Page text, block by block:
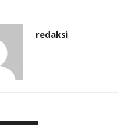
redaksi